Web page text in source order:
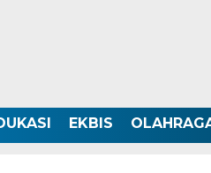
EKBIS